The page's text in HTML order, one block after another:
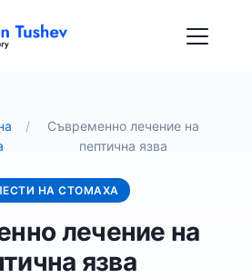
/
Съвременно лечение на
пептична язва
НА СТОМАХА
лечение на
язва